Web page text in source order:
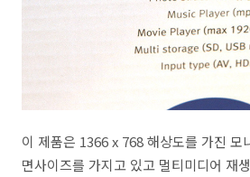
이 제품은 1366 x 768 해상도를 가진 모
면사이즈를 가지고 있고 멀티미디어 재